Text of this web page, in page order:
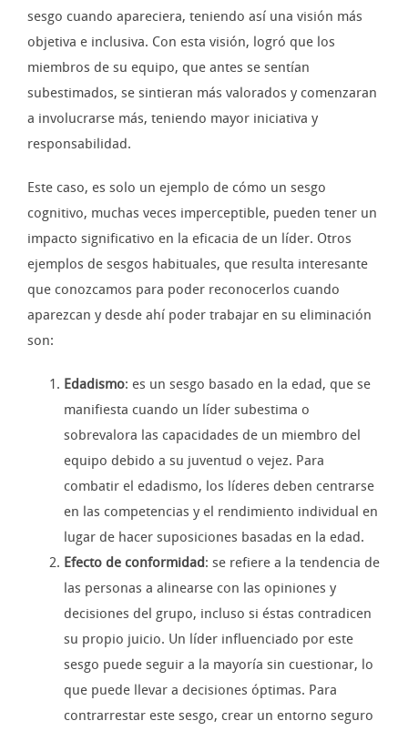
sesgo cuando apareciera, teniendo así una visión más
objetiva e inclusiva. Con esta visión, logró que los
miembros de su equipo, que antes se sentían
subestimados, se sintieran más valorados y comenzaran
a involucrarse más, teniendo mayor iniciativa y
responsabilidad.
Este caso, es solo un ejemplo de cómo un sesgo
cognitivo, muchas veces imperceptible, pueden tener un
impacto significativo en la eficacia de un líder. Otros
ejemplos de sesgos habituales, que resulta interesante
que conozcamos para poder reconocerlos cuando
aparezcan y desde ahí poder trabajar en su eliminación
son:
Edadismo: es un sesgo basado en la edad, que se
manifiesta cuando un líder subestima o
sobrevalora las capacidades de un miembro del
equipo debido a su juventud o vejez. Para
combatir el edadismo, los líderes deben centrarse
en las competencias y el rendimiento individual en
lugar de hacer suposiciones basadas en la edad.
Efecto de conformidad: se refiere a la tendencia de
las personas a alinearse con las opiniones y
decisiones del grupo, incluso si éstas contradicen
su propio juicio. Un líder influenciado por este
sesgo puede seguir a la mayoría sin cuestionar, lo
que puede llevar a decisiones óptimas. Para
contrarrestar este sesgo, crear un entorno seguro